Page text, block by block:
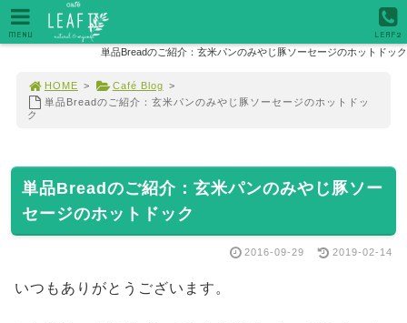
単品Breadのご紹介：玄米パンのみやじ豚ソーセージのホットドック
HOME > Café Blog >
単品Breadのご紹介：玄米パンのみやじ豚ソーセージのホットドッ
ク
単品Breadのご紹介：玄米パンのみやじ豚ソー
セージのホットドック
2016-09-29 2019-02-14
いつもありがとうございます。
MENU LEAF2